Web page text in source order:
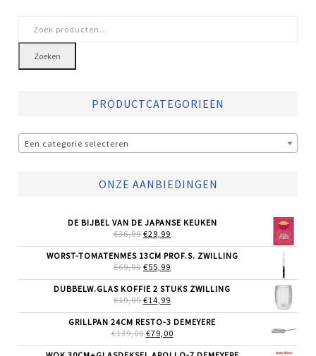
naar:
Zoeken
PRODUCTCATEGORIEËN
Een categorie selecteren
ONZE AANBIEDINGEN
DE BIJBEL VAN DE JAPANSE KEUKEN
€36,99 OORSPRONKELIJKE
WAS:
€36,99.
€29,99
IS:
WORST-TOMATENMES 13CM PROF.S. ZWILLING
€69,99 OORSPRONKELIJKE
WAS:
€69,99.
€55,99
IS:
DUBBELW.GLAS KOFFIE 2 STUKS ZWILLING
€19,99 OORSPRONKELIJKE
WAS:
€19,99.
€14,99
IS:
€14,99.
GRILLPAN 24CM RESTO-3 DEMEYERE
€139,00 OORSPRONKELIJKE
WAS:
€79,00HUIDIGE
IS: